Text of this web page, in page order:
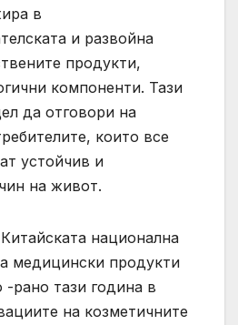
в
и развойна
продукти,
компоненти. Тази
да отговори на
които все
устойчив и
на живот.
национална
медицински продукти
-рано тази година в
на козметичните